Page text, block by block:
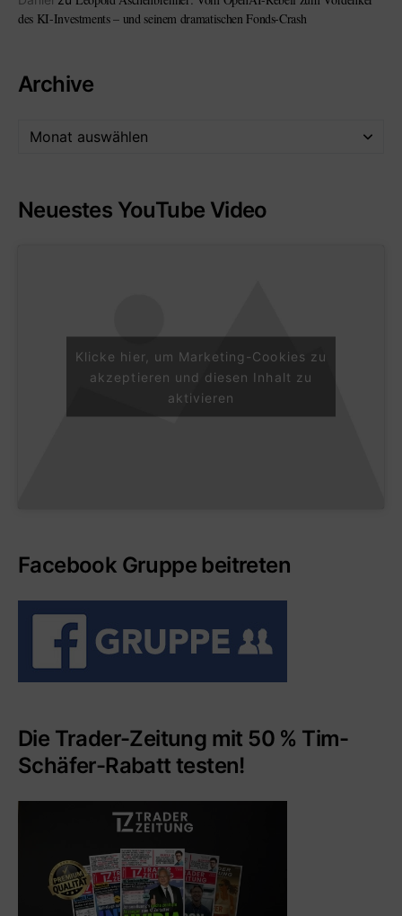
des KI-Investments – und seinem dramatischen Fonds-Crash
Archive
Neuestes YouTube Video
Klicke hier, um Marketing-Cookies zu
akzeptieren und diesen Inhalt zu
aktivieren
Facebook Gruppe beitreten
Die Trader-Zeitung mit 50 % Tim-
Schäfer-Rabatt testen!